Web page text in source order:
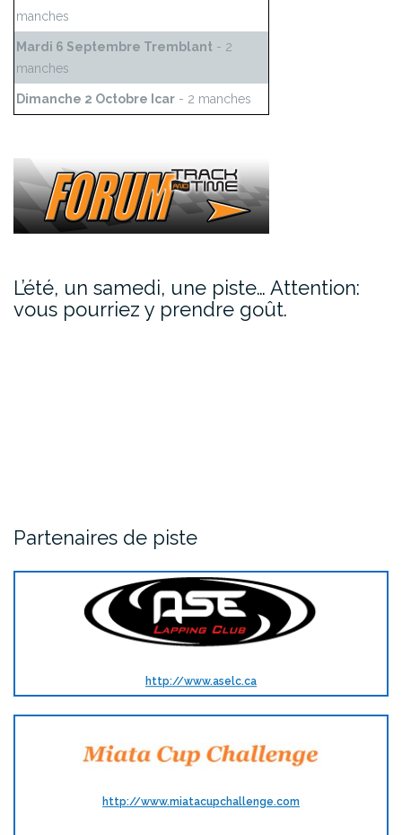
manches
Mardi 6 Septembre Tremblant - 2
manches
Dimanche 2 Octobre Icar - 2 manches
L’été, un samedi, une piste… Attention:
vous pourriez y prendre goût.
Partenaires de piste
http://www.aselc.ca
http://www.miatacupchallenge.com